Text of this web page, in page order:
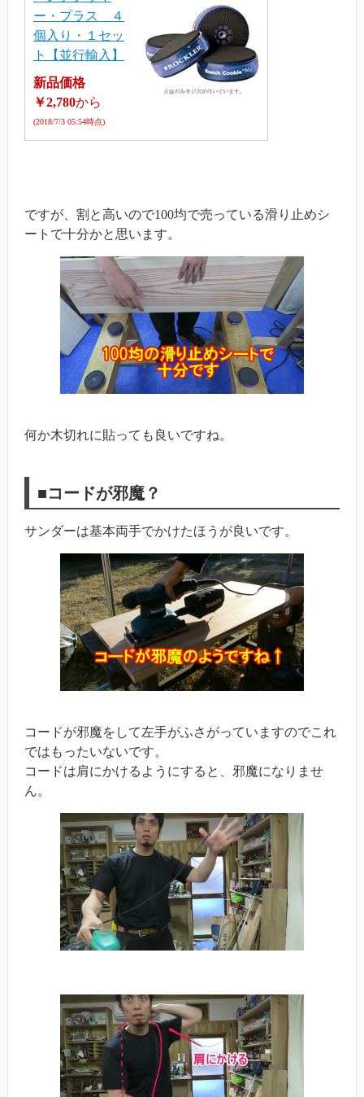
ー・プラス ４
個入り・１セッ
ト【並行輸入】
新品価格
￥2,780から
(2018/7/3 05:54時点)
ですが、割と高いので100均で売っている滑り止めシ
ートで十分かと思います。
何か木切れに貼っても良いですね。
■コードが邪魔？
サンダーは基本両手でかけたほうが良いです。
コードが邪魔をして左手がふさがっていますのでこれ
ではもったいないです。
コードは肩にかけるようにすると、邪魔になりませ
ん。